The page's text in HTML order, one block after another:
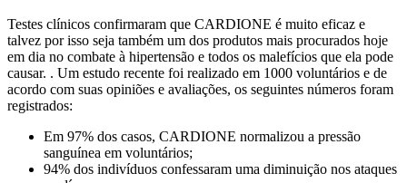
Testes clínicos confirmaram que CARDIONE é muito eficaz e
talvez por isso seja também um dos produtos mais procurados hoje
em dia no combate à hipertensão e todos os malefícios que ela pode
causar. . Um estudo recente foi realizado em 1000 voluntários e de
acordo com suas opiniões e avaliações, os seguintes números foram
registrados:
Em 97% dos casos, CARDIONE normalizou a pressão
sanguínea em voluntários;
94% dos indivíduos confessaram uma diminuição nos ataques